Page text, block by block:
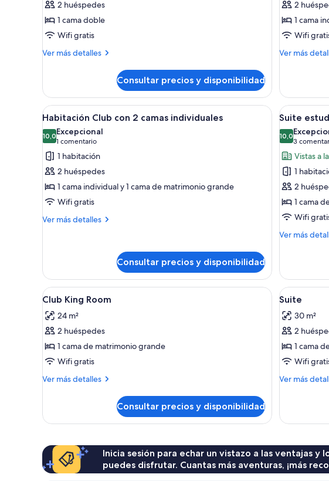
Habitación
clásica
doble
2 huéspedes
1 cama doble
Wifi gratis
Ver más detalles
Más
clásica
doble
Consultar precios y disponibilidad
clásica
con
2
2
1 cama
Wifi
Ver más
Más
clásica
con
2
camas
individuales
Abrir
todas
las
fotos
de
Habitación
Club
con
2
Habitación de hotel con dos camas, un escritorio y
4
Habitación Club con 2 camas individuales
10,010,0 de 10
Excepcional
1 comentario
(1 comentario)
1 habitación
2 huéspedes
1 cama individual y 1 cama de matrimonio grande
Wifi gratis
Ver más detalles
Más
con
camas
individuales
Consultar precios y disponibilidad
Abrir
todas
las
fotos
de
Suite
estudio
6
Suite
10,010,0 de 10
3
(3
Vistas a
1
2
1 cama
Wifi
Ver más
Más
estudio
Abrir
todas
las
fotos
de
Club
King
Caja fuerte, escritorio, cortinas opacas y tabla de
4
Club King Room
24 m²
2 huéspedes
1 cama de matrimonio grande
Wifi gratis
Ver más detalles
Más
King
Consultar precios y disponibilidad
Abrir
todas
las
fotos
de
Suite
4
Suite
30 m²
2
1 cama
Wifi
Ver más
Más
Inicia sesión para echar un vistazo a las ventajas y
puedes disfrutar. Cuantas más aventuras, ¡más